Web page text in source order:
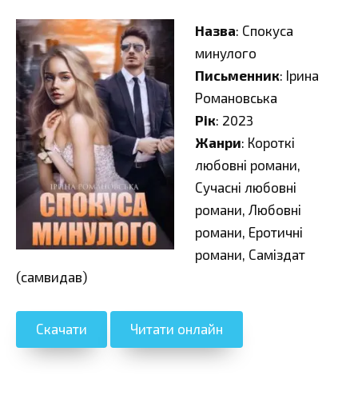
Назва: Спокуса
минулого
Письменник: Ірина
Романовська
Рік: 2023
Жанри: Короткі
любовні романи,
Сучасні любовні
романи, Любовні
романи, Еротичні
романи, Саміздат
(самвидав)
Скачати Читати онлайн